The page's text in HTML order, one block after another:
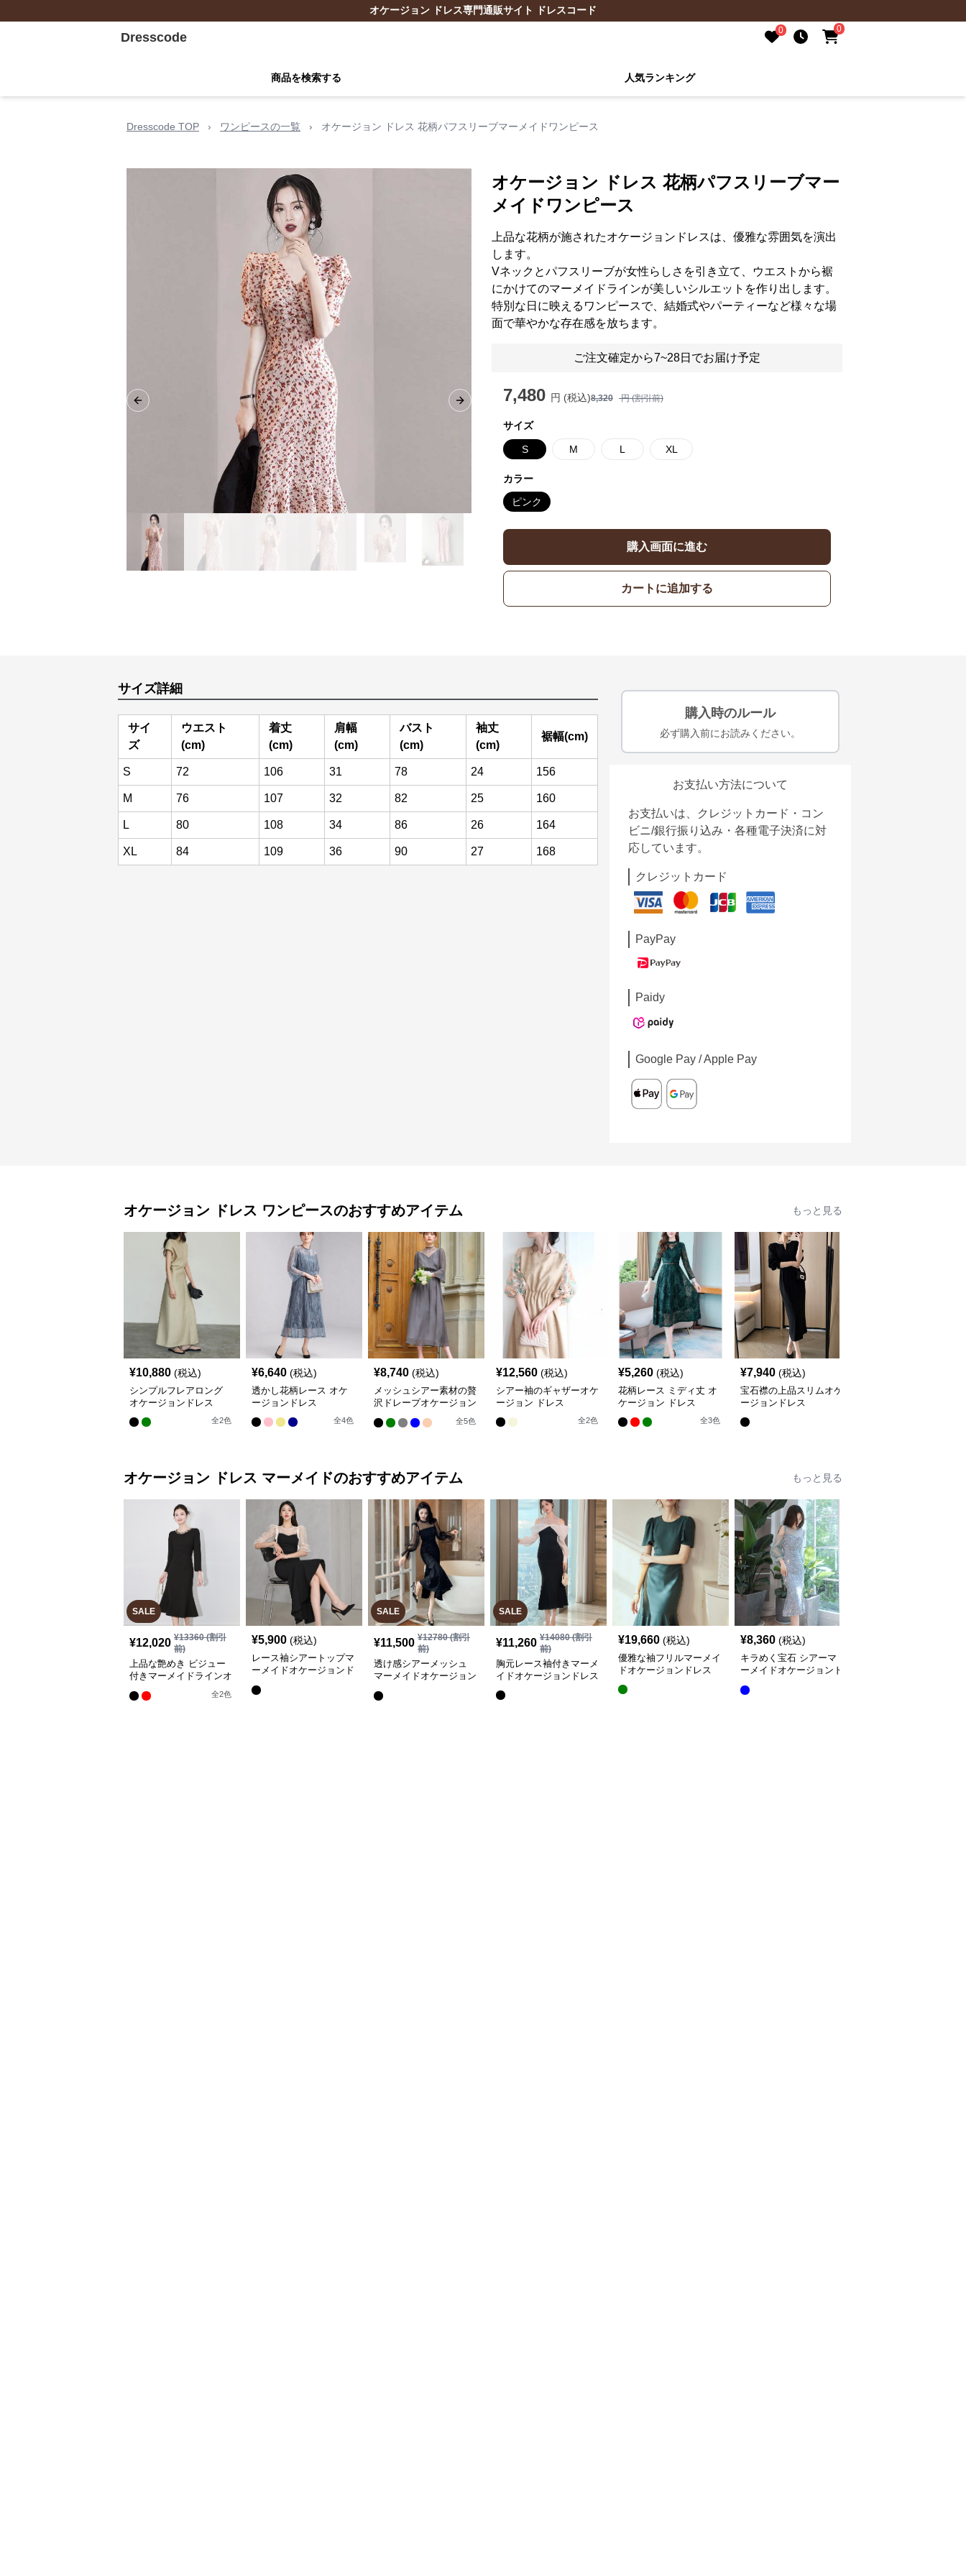
オケージョン ドレス専門通販サイト ドレスコード
Dresscode 0 0
商品を検索する 人気ランキング
Dresscode TOP › ワンピースの一覧 › オケージョン ドレス 花柄パフスリーブマーメイドワンピース
Previous slide Next slide
オケージョン ドレス 花柄パフスリーブマー
メイドワンピース
上品な花柄が施されたオケージョンドレスは、優雅な雰囲気を演出
します。
Vネックとパフスリーブが女性らしさを引き立て、ウエストから裾
にかけてのマーメイドラインが美しいシルエットを作り出します。
特別な日に映えるワンピースで、結婚式やパーティーなど様々な場
面で華やかな存在感を放ちます。
ご注文確定から7~28日でお届け予定
7,480 円 (税込)8,320 円 (割引前)
サイズ
S M L XL
カラー
ピンク
購入画面に進む
カートに追加する
サイズ詳細
サイ
ズ
ウエスト
(cm)
着丈
(cm)
肩幅
(cm)
バスト
(cm)
袖丈
(cm)
裾幅(cm)
S 72 106 31 78 24 156
M 76 107 32 82 25 160
L 80 108 34 86 26 164
XL 84 109 36 90 27 168
購入時のルール
必ず購入前にお読みください。
お支払い方法について
お支払いは、クレジットカード・コン
ビニ/銀行振り込み・各種電子決済に対
応しています。
クレジットカード
PayPay
Paidy
Google Pay / Apple Pay
オケージョン ドレス ワンピースのおすすめアイテム もっと見る
¥10,880 (税込)
シンプルフレアロング
オケージョンドレス
全2色
¥6,640 (税込)
透かし花柄レース オケ
ージョンドレス
全4色
¥8,740 (税込)
メッシュシアー素材の贅
沢ドレープオケージョン
全5色
¥12,560 (税込)
シアー袖のギャザーオケ
ージョン ドレス
全2色
¥5,260 (税込)
花柄レース ミディ丈 オ
ケージョン ドレス
全3色
¥7,940 (税込)
宝石襟の上品スリムオケ
ージョンドレス
オケージョン ドレス マーメイドのおすすめアイテム もっと見る
SALE
¥12,020 ¥13360(割引
前)
上品な艶めき ビジュー
付きマーメイドラインオ
全2色
¥5,900 (税込)
レース袖シアートップマ
ーメイドオケージョンド
SALE
¥11,500 ¥12780(割引
前)
透け感シアーメッシュ
マーメイドオケージョン
SALE
¥11,260 ¥14080(割引
前)
胸元レース袖付きマーメ
イドオケージョンドレス
¥19,660 (税込)
優雅な袖フリルマーメイ
ドオケージョンドレス
¥8,360 (税込)
キラめく宝石 シアーマ
ーメイドオケージョンド